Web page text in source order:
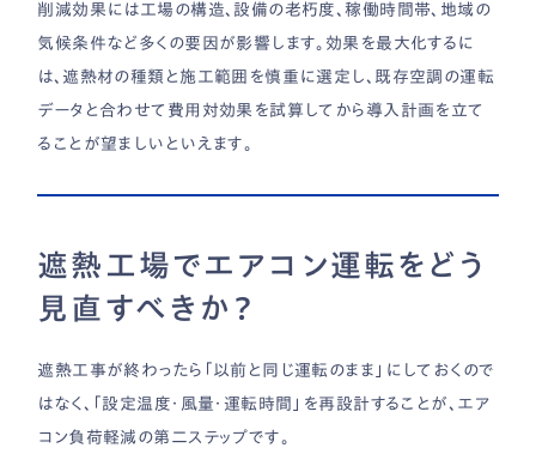
削減効果には工場の構造、設備の老朽度、稼働時間帯、地域の
気候条件など多くの要因が影響します。効果を最大化するに
は、遮熱材の種類と施工範囲を慎重に選定し、既存空調の運転
データと合わせて費用対効果を試算してから導入計画を立て
ることが望ましいといえます。
遮熱工場でエアコン運転をどう
見直すべきか？
遮熱工事が終わったら「以前と同じ運転のまま」にしておくので
はなく、「設定温度・風量・運転時間」を再設計することが、エア
コン負荷軽減の第二ステップです。